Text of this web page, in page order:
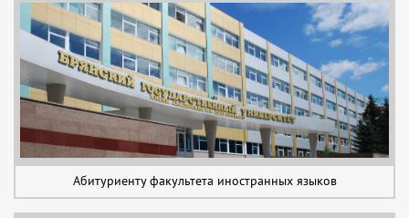
Абитуриенту факультета иностранных языков